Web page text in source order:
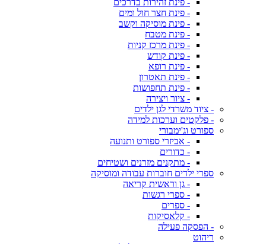
- פינת זהירות בדרכים
- פינת חצר חול ומים
- פינת מוסיקה וקשב
- פינת מטבח
- פינת מרכז קניות
- פינת קודש
- פינת רופא
- פינת תאטרון
- פינת תחפושות
- ציור ויצירה
- ציוד משרדי לגן ילדים
- פלקטים וערכות למידה
ספורט וג'ימבורי
- אביזרי ספורט ותנועה
- כדורים
- מתקנים מזרנים ושטיחים
ספרי ילדים חוברות עבודה ומוסיקה
- גן וראשית קריאה
- ספרי רגשות
- ספרים
- קלאסיקות
- הפסקה פעילה
ריהוט